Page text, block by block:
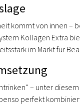
kommt von innen –
Kollagen Extra
im Markt für
– unter
perfekt